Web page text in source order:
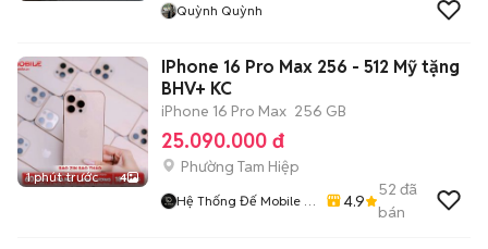
Quỳnh Quỳnh
1 phút trước 4
IPhone 16 Pro Max 256 - 512 Mỹ tặng
BHV+ KC
iPhone 16 Pro Max 256 GB
25.090.000 đ
Phường Tam Hiệp
Hệ Thống Đế Mobile -
4.9
52 đã
bán